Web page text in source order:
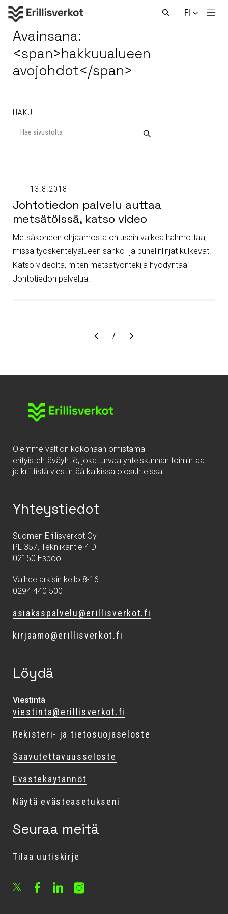
FI
Avaa
Avainsana:
<span>hakkuualueen
avojohdot</span>
HAKU
Search
for
Haku
13.8.2018
Johtotiedon palvelu auttaa
metsätöissä, katso video
Metsäkoneen ohjaamosta on usein vaikea hahmottaa,
missä työskentelyalueen sähkö- ja puhelinlinjat kulkevat.
Katso videolta, miten metsätyöntekijä hyödyntää
Johtotiedon palvelua.
Sivu
/
Olemme valtion kokonaan omistama
erityistehtäväyhtiö, joka turvaa yhteiskunnan toimintaa
ja kriittistä viestintää kaikissa olosuhteissa.
Yhteystiedot
Suomen Erillisverkot Oy
PL 357, Tekniikantie 4 D
02150 Espoo
Vaihde arkisin kello 8-16
0294 440 500
asiakaspalvelu@erillisverkot.fi
kirjaamo@erillisverkot.fi
Löydä
Viestintä
viestinta@erillisverkot.fi
Rekisteri- ja tietosuojaseloste
Saavutettavuusseloste
Evästekäytännöt
Näytä evästeasetukseni
Seuraa meitä
Tilaa uutiskirje
FacebookLinkedInInstagram